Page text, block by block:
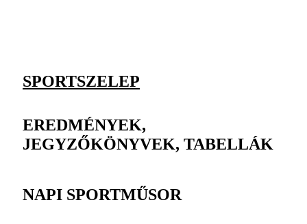
SPORTSZELEP
EREDMÉNYEK,
JEGYZŐKÖNYVEK, TABELLÁK
NAPI SPORTMŰSOR